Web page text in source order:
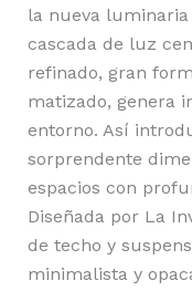
la nueva luminaria
cascada de luz
refinado, gran
matizado, genera
entorno. Así
sorprendente
espacios con
Diseñada por La
de techo y
minimalista y